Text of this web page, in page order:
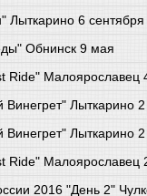
Лыткарино 6 сентября
Обнинск 9 мая
Ride" Малоярославец
Винегрет" Лыткарино
Винегрет" Лыткарино
Ride" Малоярославец
2016 "День 2"